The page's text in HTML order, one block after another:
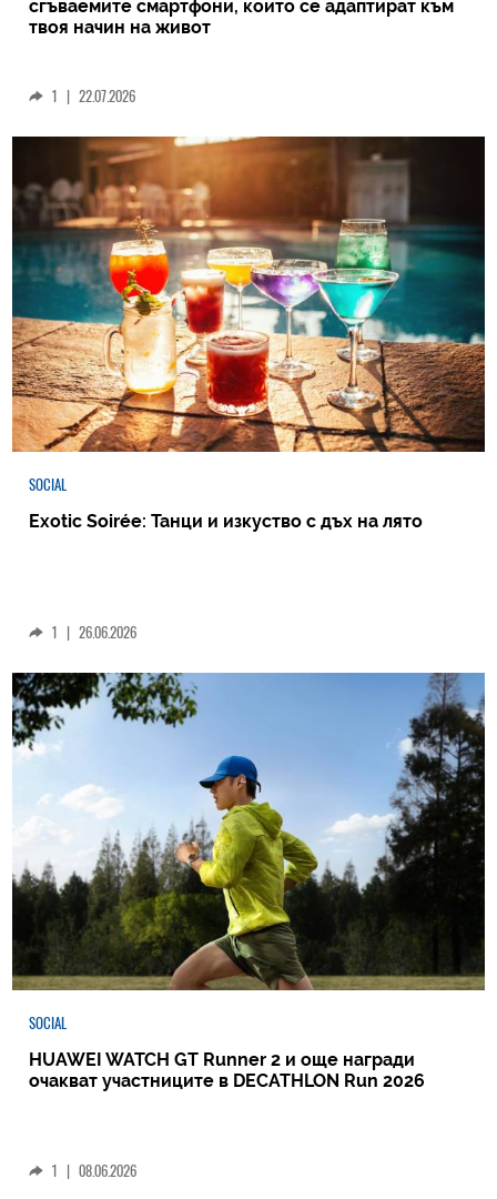
сгъваемите смартфони, които се адаптират към
твоя начин на живот
1 | 22.07.2026
SOCIAL
Exotic Soirée: Танци и изкуство с дъх на лято
1 | 26.06.2026
SOCIAL
HUAWEI WATCH GT Runner 2 и още награди
очакват участниците в DECATHLON Run 2026
1 | 08.06.2026